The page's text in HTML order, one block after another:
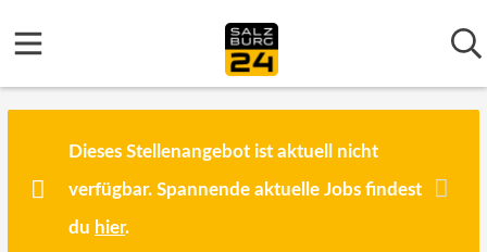
Dieses Stellenangebot ist aktuell nicht
verfügbar. Spannende aktuelle Jobs findest
du hier.